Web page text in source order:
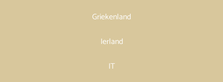
Griekenland
Ierland
IT